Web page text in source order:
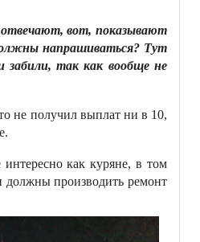
отвечают, вот, показывают
напрашиваться? Тут
забили, так как вообще не
не получил выплат ни в 10,
как куряне, в том
должны производить ремонт